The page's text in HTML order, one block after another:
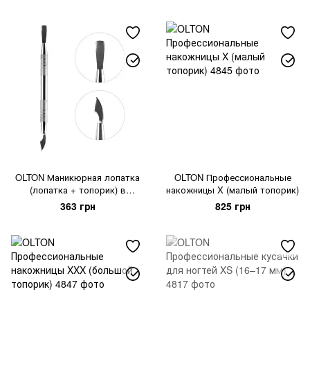
OLTON Маникюрная лопатка
(лопатка + топорик) в
кожаном чехле
363 грн
OLTON Профессиональные
накожницы X (малый топорик)
825 грн